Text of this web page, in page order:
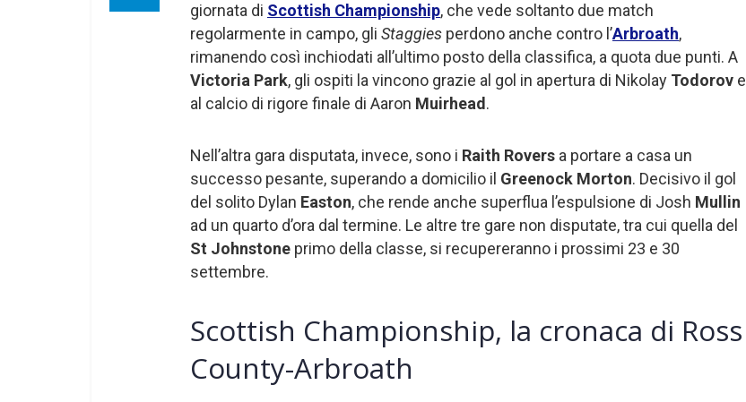
giornata di Scottish Championship, che vede soltanto due match
regolarmente in campo, gli Staggies perdono anche contro l’Arbroath,
rimanendo così inchiodati all’ultimo posto della classifica, a quota due punti. A
Victoria Park, gli ospiti la vincono grazie al gol in apertura di Nikolay Todorov e
al calcio di rigore finale di Aaron Muirhead.
Nell’altra gara disputata, invece, sono i Raith Rovers a portare a casa un
successo pesante, superando a domicilio il Greenock Morton. Decisivo il gol
del solito Dylan Easton, che rende anche superflua l’espulsione di Josh Mullin
ad un quarto d’ora dal termine. Le altre tre gare non disputate, tra cui quella del
St Johnstone primo della classe, si recupereranno i prossimi 23 e 30
settembre.
Scottish Championship, la cronaca di Ross
County-Arbroath